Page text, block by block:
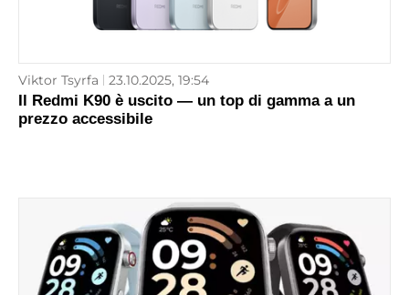
Viktor Tsyrfa 23.10.2025, 19:54
Il Redmi K90 è uscito — un top di gamma a un
prezzo accessibile